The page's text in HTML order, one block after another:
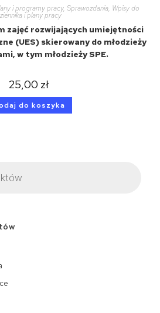
i programy pracy, Sprawozdania, Wpisy do
i plany pracy
zajęć rozwijających umiejętności
(UES) skierowany do młodzieży
w tym młodzieży SPE.
25,00 zł
do koszyka